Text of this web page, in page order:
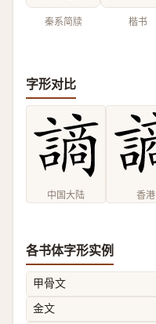
秦系简牍 楷书
字形对比
中国大陆 香港
各书体字形实例
甲骨文
金文